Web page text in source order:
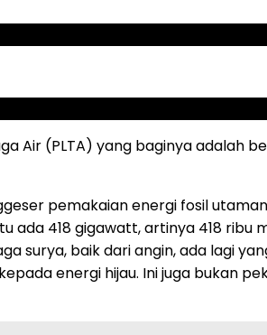
Air (PLTA) yang baginya adalah
pemakaian energi fosil
ada 418 gigawatt, artinya 418 ribu
surya, baik dari angin, ada lagi
energi hijau. Ini juga bukan